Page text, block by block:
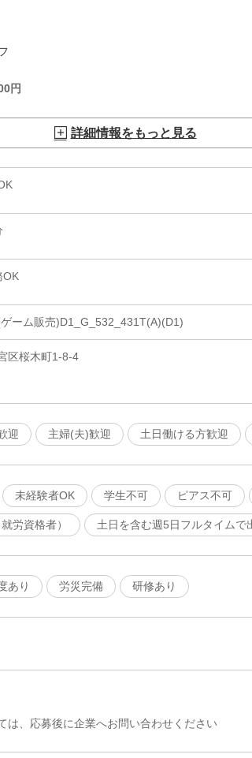
円
詳細情報をもっと見る
OK
ーム販売)D1_G_532_431T(A)(D1)
区桜木町1-8-4
迎 主婦(夫)歓迎 土日働ける方歓迎
未経験者OK 学生不可 ピアス不可
労資格者） 土日を含む週5日フルタイムで
あり 労災完備 研修あり
は、応募後に企業へお問い合わせください